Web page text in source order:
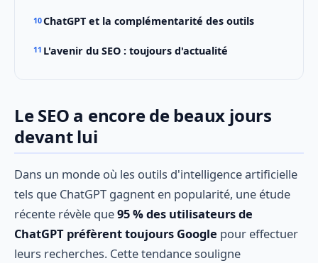
ChatGPT et la complémentarité des outils
L'avenir du SEO : toujours d'actualité
Le SEO a encore de beaux jours
devant lui
Dans un monde où les outils d'intelligence artificielle
tels que ChatGPT gagnent en popularité, une étude
récente révèle que95 % des utilisateurs de
ChatGPT préfèrent toujours Google pour effectuer
leurs recherches. Cette tendance souligne